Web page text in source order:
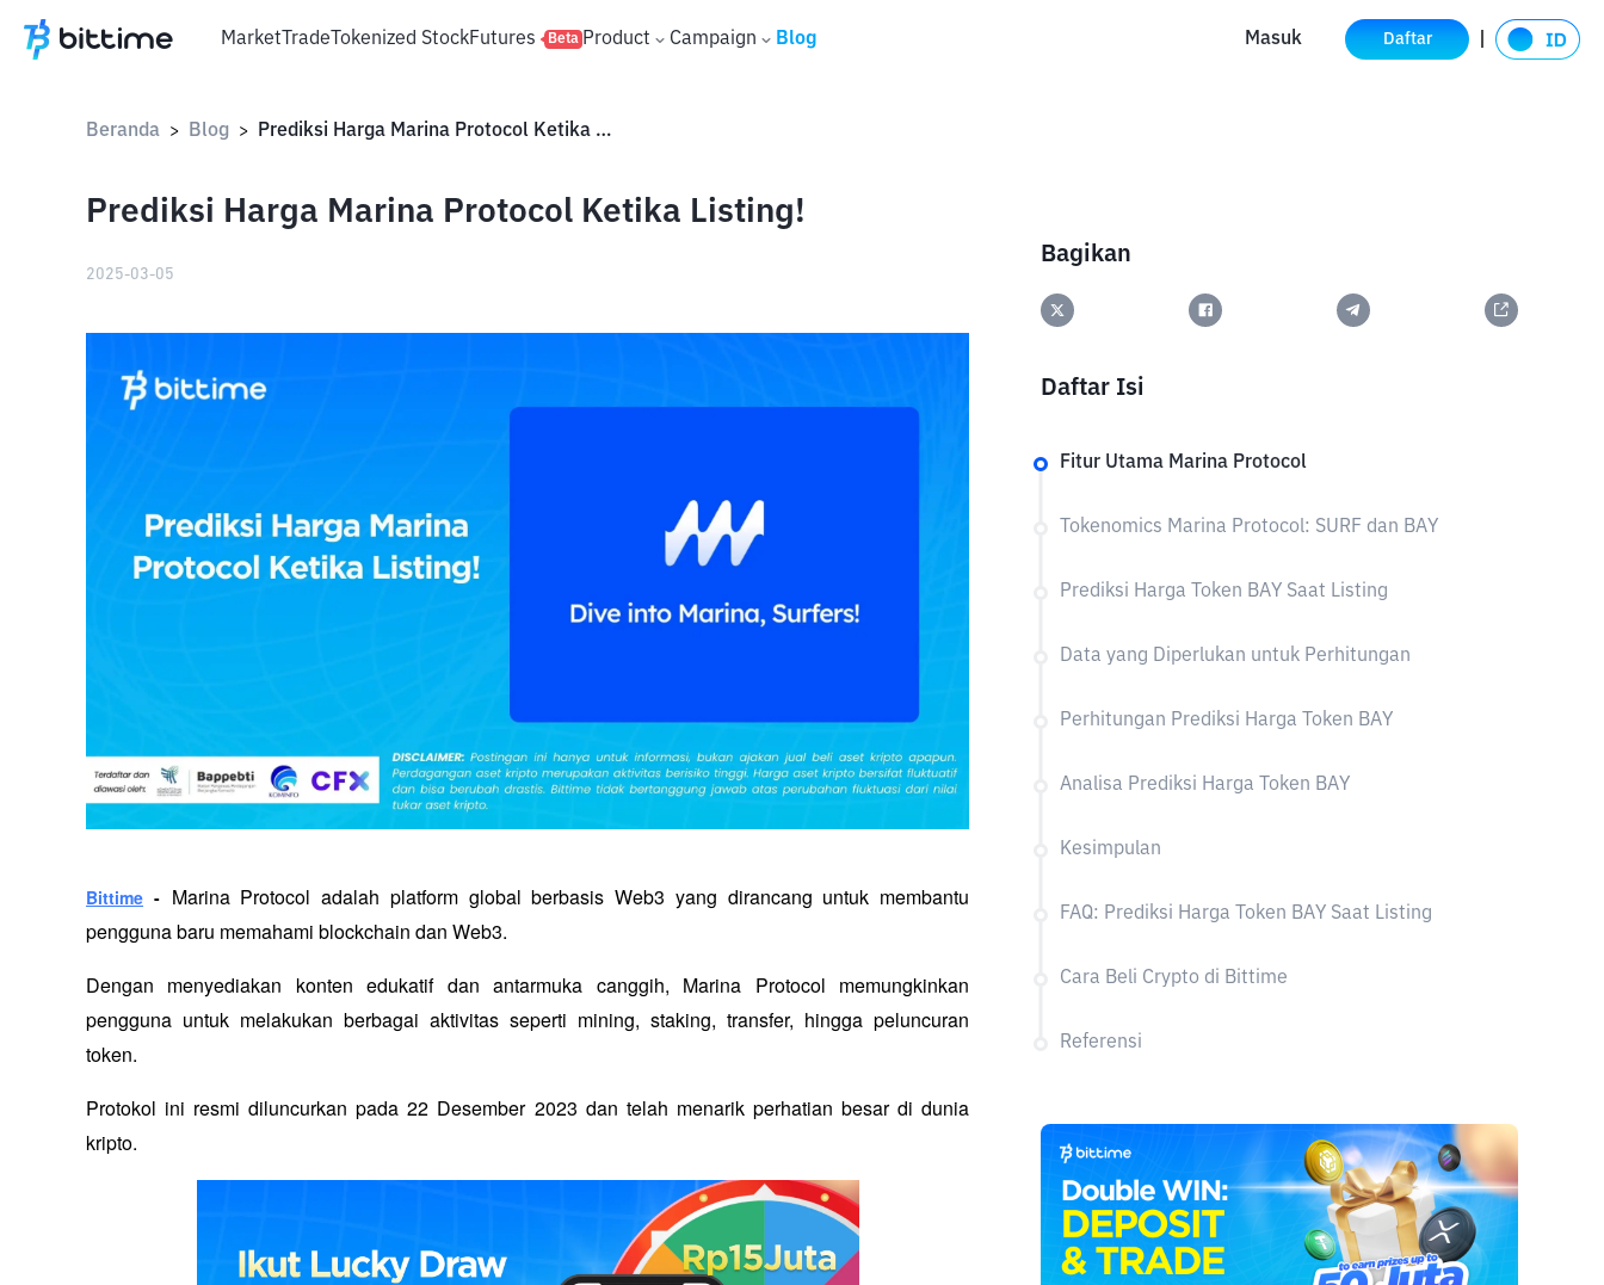
MarketTradeTokenized StockFutures Beta Product Campaign Blog Masuk Daftar
Beranda > Blog > Prediksi Harga Marina Protocol Ketika Listing!
Prediksi Harga Marina Protocol Ketika Listing!
2025-03-05
Bittime - Marina Protocol adalah platform global berbasis Web3 yang dirancang untuk membantu
pengguna baru memahami blockchain dan Web3.
Dengan menyediakan konten edukatif dan antarmuka canggih, Marina Protocol memungkinkan
pengguna untuk melakukan berbagai aktivitas seperti mining, staking, transfer, hingga peluncuran
token.
Protokol ini resmi diluncurkan pada 22 Desember 2023 dan telah menarik perhatian besar di dunia
kripto.
Bagikan
Daftar Isi
Fitur Utama Marina Protocol
Tokenomics Marina Protocol: SURF dan BAY
Prediksi Harga Token BAY Saat Listing
Data yang Diperlukan untuk Perhitungan
Perhitungan Prediksi Harga Token BAY
Analisa Prediksi Harga Token BAY
Kesimpulan
FAQ: Prediksi Harga Token BAY Saat Listing
Cara Beli Crypto di Bittime
Referensi